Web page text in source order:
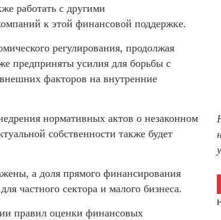
работать с другими
к этой финансовой поддержке.
регулирования, продолжая
предприняты усилия для борьбы с
факторов на внутренние
нормативных актов о незаконном
собственности также будет
а доля прямого финансирования
частного сектора и малого бизнеса.
правил оценки финансовых